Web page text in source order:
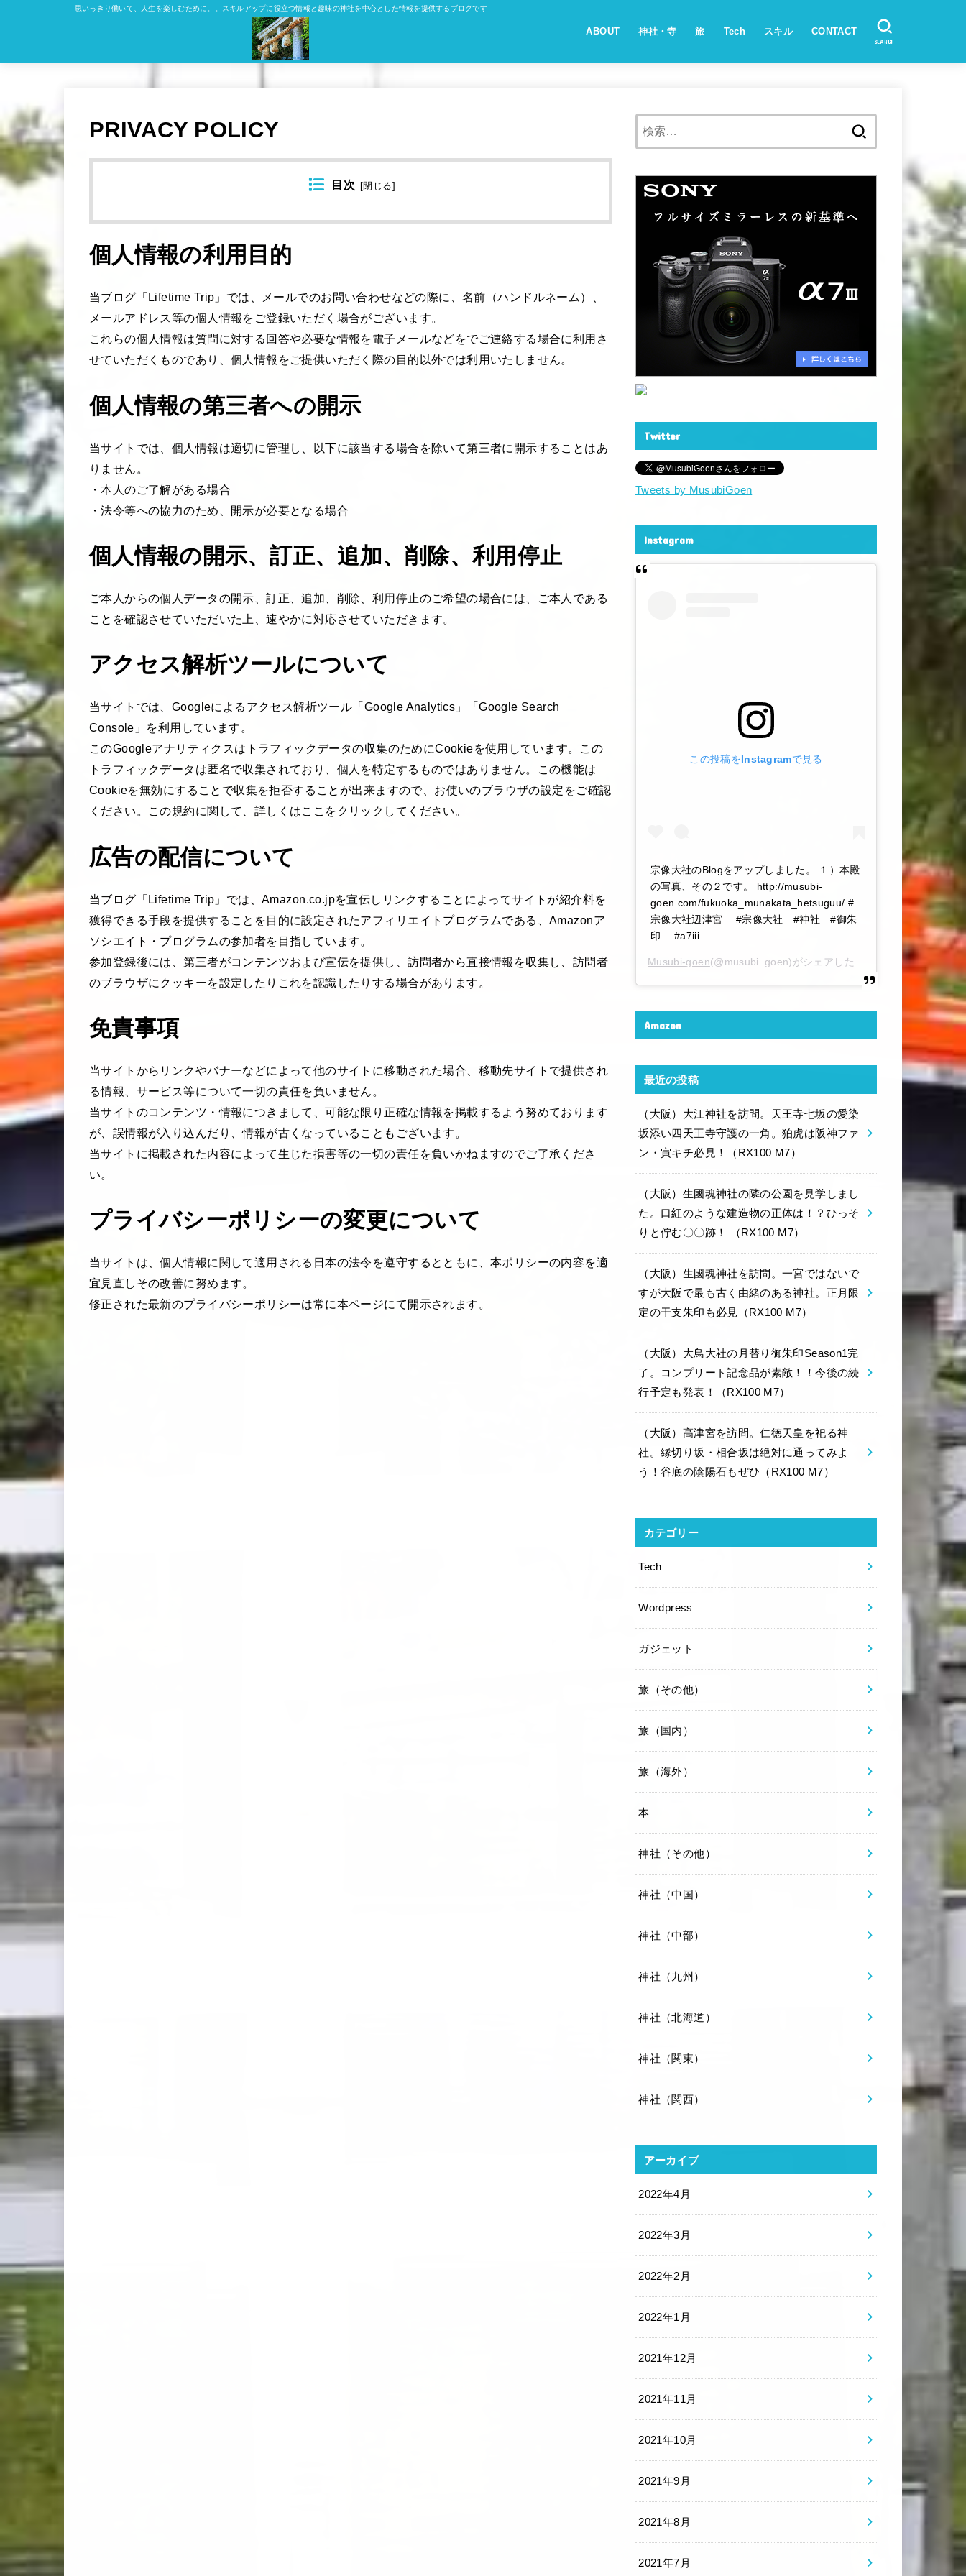
思いっきり働いて、人生を楽しむために。。スキルアップに役立つ情報と趣味の神社を中心とした情報を提供するブログです
ABOUT 神社・寺 旅 Tech スキル CONTACT
SEARCH
PRIVACY POLICY
目次 閉じる
個人情報の利用目的
当ブログ「Lifetime Trip」では、メールでのお問い合わせなどの際に、名前（ハンドルネーム）、
メールアドレス等の個人情報をご登録いただく場合がございます。
これらの個人情報は質問に対する回答や必要な情報を電子メールなどをでご連絡する場合に利用さ
せていただくものであり、個人情報をご提供いただく際の目的以外では利用いたしません。
個人情報の第三者への開示
当サイトでは、個人情報は適切に管理し、以下に該当する場合を除いて第三者に開示することはあ
りません。
・本人のご了解がある場合
・法令等への協力のため、開示が必要となる場合
個人情報の開示、訂正、追加、削除、利用停止
ご本人からの個人データの開示、訂正、追加、削除、利用停止のご希望の場合には、ご本人である
ことを確認させていただいた上、速やかに対応させていただきます。
アクセス解析ツールについて
当サイトでは、Googleによるアクセス解析ツール「Google Analytics」「Google Search
Console」を利用しています。
このGoogleアナリティクスはトラフィックデータの収集のためにCookieを使用しています。この
トラフィックデータは匿名で収集されており、個人を特定するものではありません。この機能は
Cookieを無効にすることで収集を拒否することが出来ますので、お使いのブラウザの設定をご確認
ください。この規約に関して、詳しくはここをクリックしてください。
広告の配信について
当ブログ「Lifetime Trip」では、Amazon.co.jpを宣伝しリンクすることによってサイトが紹介料を
獲得できる手段を提供することを目的に設定されたアフィリエイトプログラムである、Amazonア
ソシエイト・プログラムの参加者を目指しています。
参加登録後には、第三者がコンテンツおよび宣伝を提供し、訪問者から直接情報を収集し、訪問者
のブラウザにクッキーを設定したりこれを認識したりする場合があります。
免責事項
当サイトからリンクやバナーなどによって他のサイトに移動された場合、移動先サイトで提供され
る情報、サービス等について一切の責任を負いません。
当サイトのコンテンツ・情報につきまして、可能な限り正確な情報を掲載するよう努めております
が、誤情報が入り込んだり、情報が古くなっていることもございます。
当サイトに掲載された内容によって生じた損害等の一切の責任を負いかねますのでご了承くださ
い。
プライバシーポリシーの変更について
当サイトは、個人情報に関して適用される日本の法令を遵守するとともに、本ポリシーの内容を適
宜見直しその改善に努めます。
修正された最新のプライバシーポリシーは常に本ページにて開示されます。
Twitter
Tweets by MusubiGoen
Instagram
この投稿をInstagramで見る
宗像大社のBlogをアップしました。 １）本殿
の写真、その２です。 http://musubi-
goen.com/fukuoka_munakata_hetsuguu/ #
宗像大社辺津宮 #宗像大社 #神社 #御朱
印 #a7iii
Musubi-goen(@musubi_goen)がシェアした投稿 – 2020年 6月月6
Amazon
最近の投稿
（大阪）大江神社を訪問。天王寺七坂の愛染
坂添い四天王寺守護の一角。狛虎は阪神ファ
ン・寅キチ必見！（RX100 M7）
（大阪）生國魂神社の隣の公園を見学しまし
た。口紅のような建造物の正体は！？ひっそ
りと佇む〇〇跡！ （RX100 M7）
（大阪）生國魂神社を訪問。一宮ではないで
すが大阪で最も古く由緒のある神社。正月限
定の干支朱印も必見（RX100 M7）
（大阪）大鳥大社の月替り御朱印Season1完
了。コンプリート記念品が素敵！！今後の続
行予定も発表！（RX100 M7）
（大阪）高津宮を訪問。仁徳天皇を祀る神
社。縁切り坂・相合坂は絶対に通ってみよ
う！谷底の陰陽石もぜひ（RX100 M7）
カテゴリー
Tech
Wordpress
ガジェット
旅（その他）
旅（国内）
旅（海外）
本
神社（その他）
神社（中国）
神社（中部）
神社（九州）
神社（北海道）
神社（関東）
神社（関西）
アーカイブ
2022年4月
2022年3月
2022年2月
2022年1月
2021年12月
2021年11月
2021年10月
2021年9月
2021年8月
2021年7月